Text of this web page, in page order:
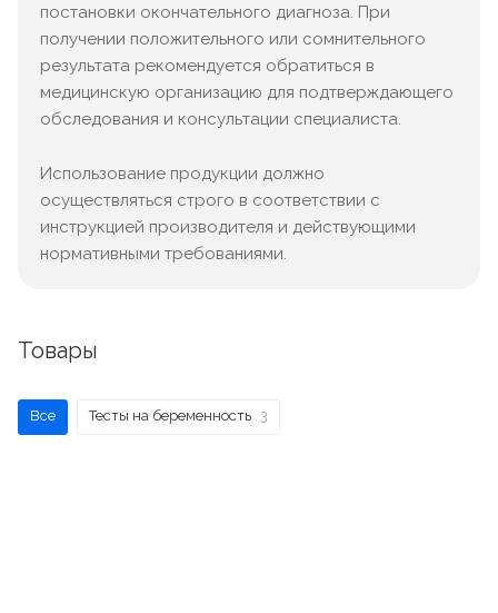
постановки окончательного диагноза. При
получении положительного или сомнительного
результата рекомендуется обратиться в
медицинскую организацию для подтверждающего
обследования и консультации специалиста.
Использование продукции должно
осуществляться строго в соответствии с
инструкцией производителя и действующими
нормативными требованиями.
Товары
Все Тесты на беременность 3